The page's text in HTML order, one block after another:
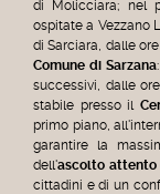
di Molicciara; nel
ospitate a Vezzano
di Sarciara, dalle
Comune di Sarzana
successivi, dalle
stabile presso il
primo piano,
garantire la
dell'ascolto attento
cittadini e di un